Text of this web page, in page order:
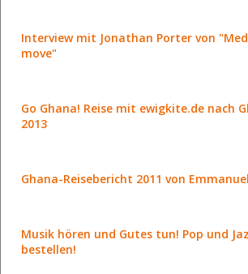
Interview mit Jonathan Porter von
move"
Go Ghana! Reise mit ewigkite.de nach
2013
Ghana-Reisebericht 2011 von
Musik hören und Gutes tun! Pop und
bestellen!